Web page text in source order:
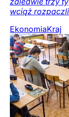
wciąż
EkonomiaKraj